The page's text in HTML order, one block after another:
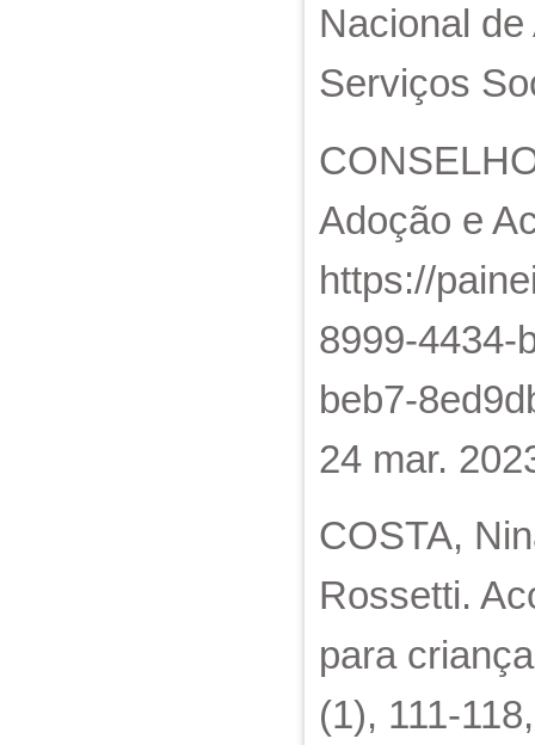
Nacional
Serviços
Adoção e
https://
8999-4434-
beb7-
24 mar.
COSTA,
Rossetti.
para
(1), 111-